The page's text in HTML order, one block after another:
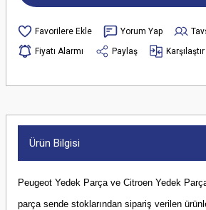
Yorum Yap
Fiyatı Alarmı
Paylaş Karşılaştır
Ürün Bilgisi
Peugeot Yedek Parça ve Citroen Yedek
parça sende stoklarından sipariş verilen